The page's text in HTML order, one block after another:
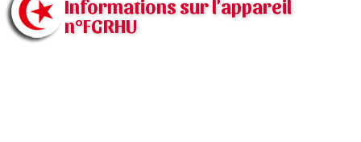
Informations sur l'appareil
n°FGRHU